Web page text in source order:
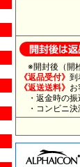
※開封後（開
《返品受付》 到
《返送送料》 お
・返金時の振
・コンビニ決